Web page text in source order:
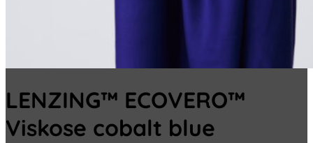
LENZING™ ECOVERO™
Viskose cobalt blue